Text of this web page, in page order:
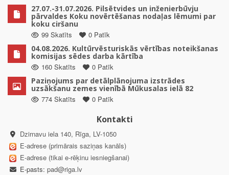
27.07.-31.07.2026. Pilsētvides un inženierbūvju
pārvaldes Koku novērtēšanas nodaļas lēmumi par
koku ciršanu
99 Skatīts
0 Patīk
04.08.2026. Kultūrvēsturiskās vērtības noteikšanas
komisijas sēdes darba kārtība
160 Skatīts
0 Patīk
Paziņojums par detālplānojuma izstrādes
uzsākšanu zemes vienībā Mūkusalas ielā 82
774 Skatīts
0 Patīk
Kontakti
Dzirnavu iela 140, Rīga, LV-1050
E-adrese (primārais saziņas kanāls)
E-adrese (tikai e-rēķinu iesniegšanai)
E-pasts: pad@riga.lv